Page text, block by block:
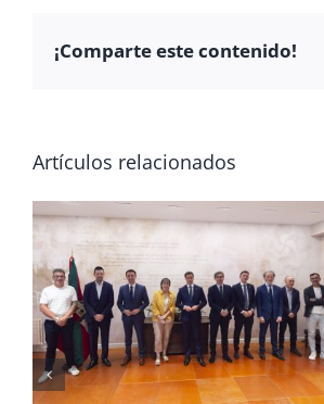
¡Comparte este contenido!
Artículos relacionados